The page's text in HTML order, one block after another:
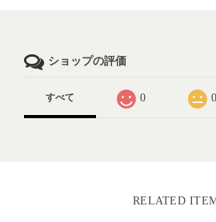
ショップの評価
すべて 0 0
RELATED